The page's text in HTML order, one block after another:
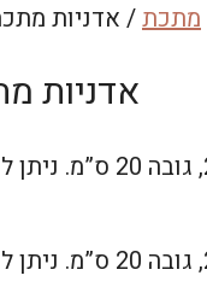
מתכת/ אדניות
אדניות
אדנית מתכת עשויה פח מגולוון בעובי 1.5 מ”מ צבועה
אדנית מתכת עשויה פח מגולוון בעובי 1.5 מ”מ צבועה